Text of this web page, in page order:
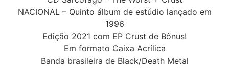
NACIONAL – Quinto álbum de estúdio lançado em
1996
Edição 2021 com EP Crust de Bônus!
Em formato Caixa Acrílica
Banda brasileira de Black/Death Metal